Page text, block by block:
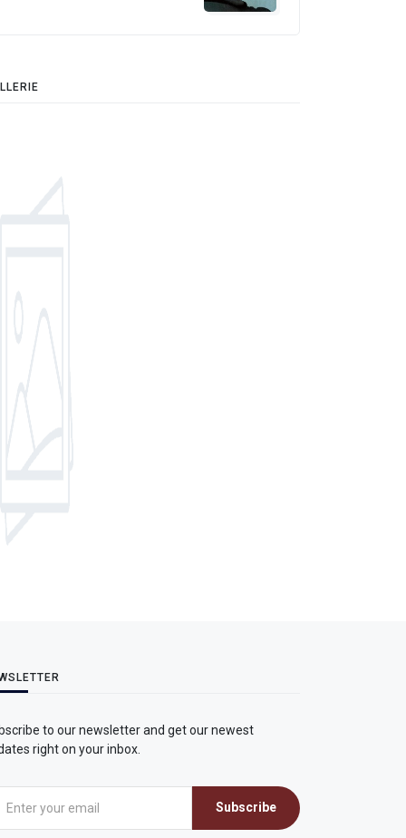
to our newsletter and get our newest
right on your inbox.
Subscribe